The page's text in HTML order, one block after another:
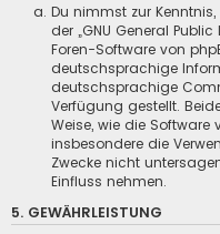
Du nimmst zur
der „GNU General Public
Foren-Software von
deutschsprachige
deutschsprachige
Verfügung gestellt.
Weise, wie die Software
insbesondere die
Zwecke nicht
Einfluss nehmen.
5. GEWÄHRLEISTUNG